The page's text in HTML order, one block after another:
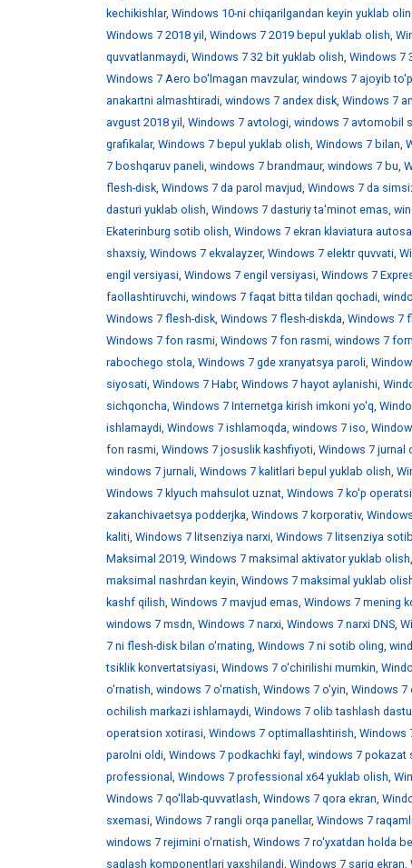
kechikishlar, Windows 10-ni chiqarilgandan keyin yuklab
Windows 7 2018 yil , Windows 7 2019 bepul yuklab olish,
quvvatlanmaydi, Windows 7 32 bit yuklab olish, Windows 7
Windows 7 Aero bo'lmagan mavzular, windows 7 ajoyib
anakartni almashtiradi, windows 7 andex disk, Windows 7
avgust 2018 yil , Windows 7 avtologi, windows 7 avtomobil
grafikalar, Windows 7 bepul yuklab olish, Windows 7 bilan,
7 boshqaruv paneli, windows 7 brandmaur, windows 7 bu,
flesh-disk, Windows 7 da parol mavjud, Windows 7 da
dasturi yuklab olish, Windows 7 dasturiy ta'minot emas,
Ekaterinburg sotib olish, Windows 7 ekran klaviatura
shaxsiy, Windows 7 ekvalayzer, Windows 7 elektr quvvati,
engil versiyasi, Windows 7 engil versiyasi, Windows 7
faollashtiruvchi, windows 7 faqat bitta tildan qochadi,
Windows 7 flesh-disk, Windows 7 flesh-diskda, Windows 7
Windows 7 fon rasmi, Windows 7 fon rasmi, windows 7
rabochego stola, Windows 7 gde xranyatsya paroli,
siyosati, Windows 7 Habr, Windows 7 hayot aylanishi,
sichqoncha, Windows 7 Internetga kirish imkoni yo'q,
ishlamaydi, Windows 7 ishlamoqda, windows 7 iso,
fon rasmi, Windows 7 josuslik kashfiyoti, Windows 7 jurnal
windows 7 jurnali, Windows 7 kalitlari bepul yuklab olish,
Windows 7 klyuch mahsulot uznat, Windows 7 ko'p
zakanchivaetsya podderjka, Windows 7 korporativ,
kaliti, Windows 7 litsenziya narxi, Windows 7 litsenziya
Maksimal 2019, Windows 7 maksimal aktivator yuklab olish,
maksimal nashrdan keyin, Windows 7 maksimal yuklab
kashf qilish, Windows 7 mavjud emas, Windows 7 mening
windows 7 msdn, Windows 7 narxi, Windows 7 narxi DNS,
7 ni flesh-disk bilan o'rnating, Windows 7 ni sotib oling,
tsiklik konvertatsiyasi, Windows 7 o'chirilishi mumkin,
o'rnatish, windows 7 o'rnatish, Windows 7 o'yin, Windows 7
ochilish markazi ishlamaydi, Windows 7 olib tashlash
operatsion xotirasi, Windows 7 optimallashtirish, Windows
parolni oldi, Windows 7 podkachki fayl , windows 7 pokazat
professional , Windows 7 professional x64 yuklab olish,
Windows 7 qo'llab-quvvatlash, Windows 7 qora ekran,
sxemasi, Windows 7 rangli orqa panellar, Windows 7
windows 7 rejimini o'rnatish, Windows 7 ro'yxatdan holda
saqlash komponentlari yaxshilandi, Windows 7 sariq ekran,